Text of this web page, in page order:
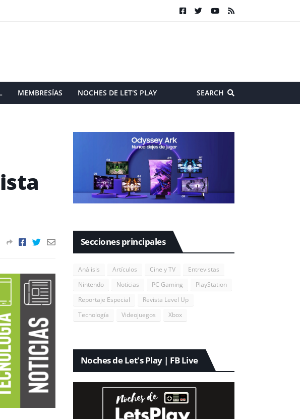
MEMBRESÍAS NOCHES DE LET'S PLAY SEARCH
Secciones principales
Análisis Artículos Cine y TV
Entrevistas
Nintendo
Noticias PC Gaming
PlayStation
Reportaje Especial
Revista Level Up
Tecnología
Videojuegos Xbox
Noches de Let's Play | FB Live